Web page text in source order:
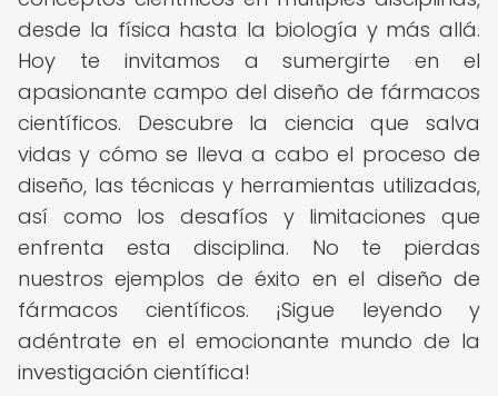
desde la física hasta la biología y más allá.
Hoy te invitamos a sumergirte en el
apasionante campo del diseño de fármacos
científicos. Descubre la ciencia que salva
vidas y cómo se lleva a cabo el proceso de
diseño, las técnicas y herramientas utilizadas,
así como los desafíos y limitaciones que
enfrenta esta disciplina. No te pierdas
nuestros ejemplos de éxito en el diseño de
fármacos científicos. ¡Sigue leyendo y
adéntrate en el emocionante mundo de la
investigación científica!